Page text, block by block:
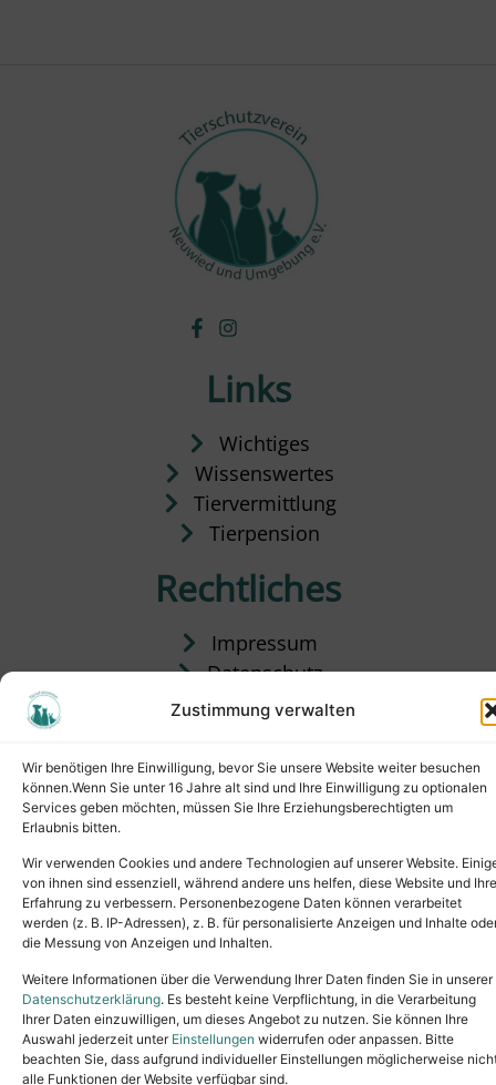
Zustimmung verwalten
Wir benötigen Ihre Einwilligung, bevor Sie unsere Website weiter besuchen
können.Wenn Sie unter 16 Jahre alt sind und Ihre Einwilligung zu optionalen
Services geben möchten, müssen Sie Ihre Erziehungsberechtigten um
Erlaubnis bitten.
Wir verwenden Cookies und andere Technologien auf unserer Website.
von ihnen sind essenziell, während andere uns helfen, diese Website und Ihre
Erfahrung zu verbessern. Personenbezogene Daten können verarbeitet
werden (z. B. IP-Adressen), z. B. für personalisierte Anzeigen und Inhalte
die Messung von Anzeigen und Inhalten.
Weitere Informationen über die Verwendung Ihrer Daten finden Sie in unserer
Datenschutzerklärung. Es besteht keine Verpflichtung, in die Verarbeitung
Ihrer Daten einzuwilligen, um dieses Angebot zu nutzen. Sie können Ihre
Auswahl jederzeit unter Einstellungen widerrufen oder anpassen. Bitte
beachten Sie, dass aufgrund individueller Einstellungen möglicherweise
alle Funktionen der Website verfügbar sind.
Links
Wichtiges
Wissenswertes
Tiervermittlung
Tierpension
Rechtliches
Impressum
Datenschutz
Satzung
Copyright © 2024. All rights reserved.
Tel.: (02631) 55356buero@tierheim-neuwied.de
Ludwigshof 1, 56567 Neuwied